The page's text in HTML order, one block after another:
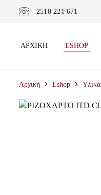
2510 221 671
ΑΡΧΙΚΉ ESHOP
Αρχική Eshop Υλικά